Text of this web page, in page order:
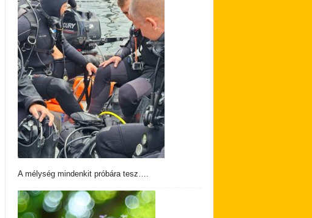
A mélység mindenkit próbára tesz….